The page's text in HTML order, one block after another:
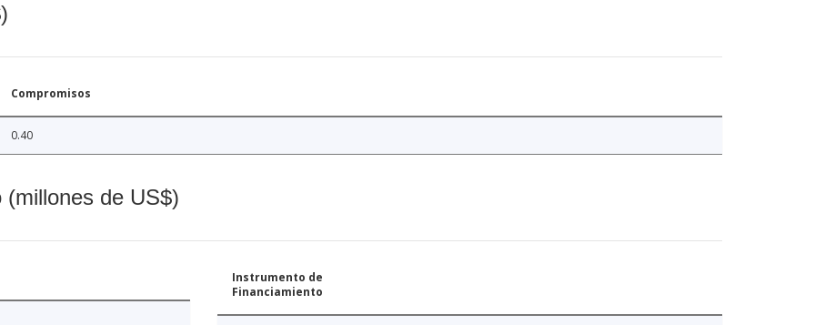
Compromisos
0.40
de US$)
Instrumento de
Financiamiento